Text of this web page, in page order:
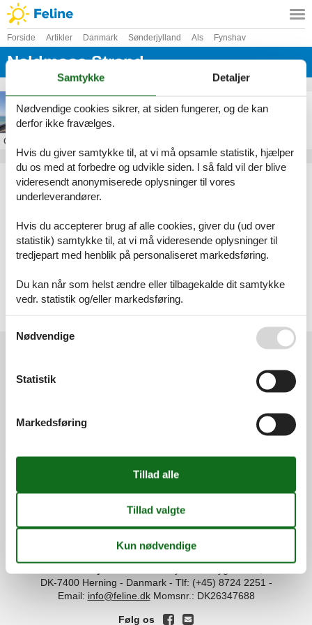
Forside Artikler Danmark Sønderjylland Als Fynshav
Naldmose Strand
Sommerhus i Naldmose Strand
Om
Artikeltyper
Alle
Geografier
Alle
Danmark
Sønderjylland
Als
Fynshav
Persondatapolitik
Kontakt
Om os
Din tryghed
DK-7400 Herning - Danmark - Tlf: (+45) 8724 2251 -
Email: info@feline.dk Momsnr.: DK26347688
Følg os
Samtykke Detaljer
Nødvendige cookies sikrer, at siden fungerer, og de kan
derfor ikke fravælges.
Hvis du giver samtykke til, at vi må opsamle statistik, hjælper
du os med at forbedre og udvikle siden. I så fald vil der blive
videresendt anonymiserede oplysninger til vores
underleverandører.
Hvis du accepterer brug af alle cookies, giver du (ud over
statistik) samtykke til, at vi må videresende oplysninger til
tredjepart med henblik på personaliseret markedsføring.
Du kan når som helst ændre eller tilbagekalde dit samtykke
vedr. statistik og/eller markedsføring.
Nødvendige
Statistik
Markedsføring